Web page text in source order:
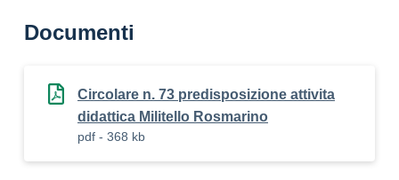
Documenti
Circolare n. 73 predisposizione attivita
didattica Militello Rosmarino
pdf - 368 kb